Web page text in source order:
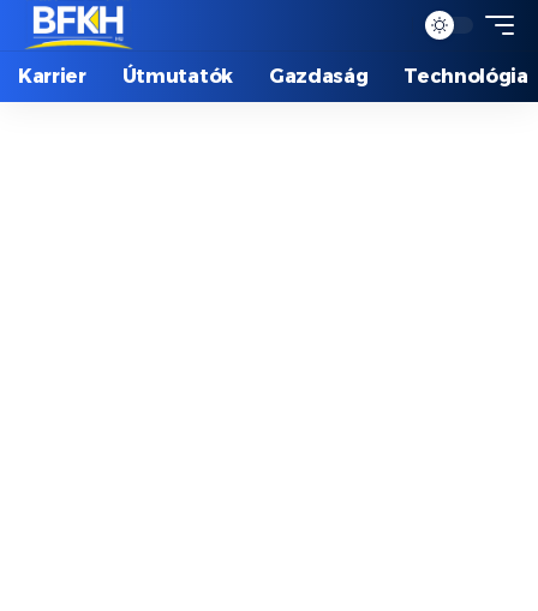
Karrier Útmutatók Gazdaság Technológia